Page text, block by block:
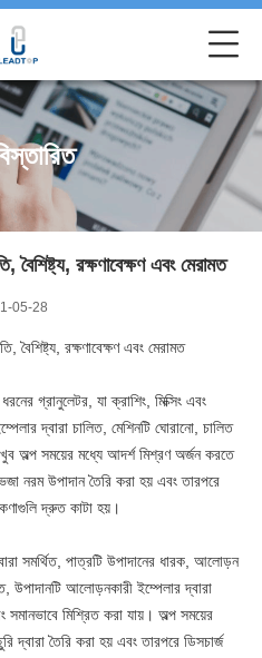
বৈশিষ্ট্য, রক্ষণাবেক্ষণ এবং মেরামত
05-28
বৈশিষ্ট্য, রক্ষণাবেক্ষণ এবং মেরামত
গ্রানুলেটর, যা ক্রাশিং, মিক্সিং এবং
দ্বারা চালিত, মেশিনটি ঘোরানো, চালিত
অল্প সময়ের মধ্যে আদর্শ মিশ্রণ অর্জন করতে
নরম উপাদান তৈরি করা হয় এবং তারপরে
দ্রুত কাটা হয়।
সমর্থিত, পাত্রটি উপাদানের ধারক, আলোড়ন
উপাদানটি আলোড়নকারী ইম্পেলার দ্বারা
সমানভাবে মিশ্রিত করা যায়। অল্প সময়ের
দ্বারা তৈরি করা হয় এবং তারপরে ডিসচার্জ